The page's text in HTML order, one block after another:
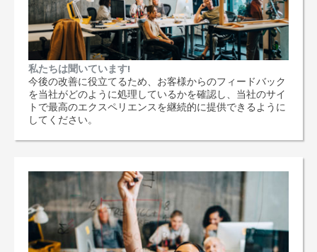
私たちは聞いています!
今後の改善に役立てるため、お客様からのフィードバック
を当社がどのように処理しているかを確認し、当社のサイ
トで最高のエクスペリエンスを継続的に提供できるように
してください。